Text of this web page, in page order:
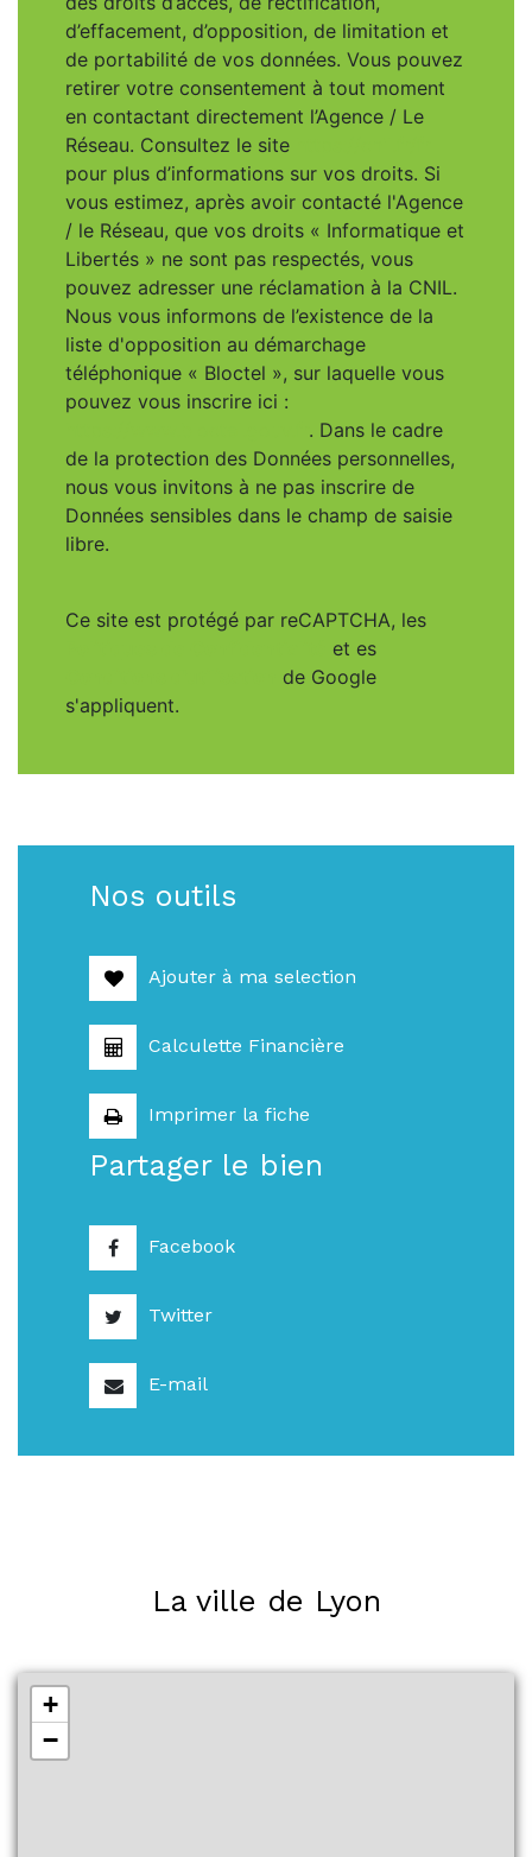
d’effacement, d’opposition, de limitation et
de portabilité de vos données. Vous pouvez
retirer votre consentement à tout moment
en contactant directement l’Agence / Le
Réseau. Consultez le site
pour plus d’informations sur vos droits. Si
vous estimez, après avoir contacté l'Agence
/ le Réseau, que vos droits « Informatique et
Libertés » ne sont pas respectés, vous
pouvez adresser une réclamation à la CNIL.
Nous vous informons de l’existence de la
liste d'opposition au démarchage
téléphonique « Bloctel », sur laquelle vous
pouvez vous inscrire ici :
. Dans le cadre
de la protection des Données personnelles,
nous vous invitons à ne pas inscrire de
Données sensibles dans le champ de saisie
libre.
Ce site est protégé par reCAPTCHA, les
et es
de Google
s'appliquent.
Nos outils
Ajouter à ma selection
Calculette Financière
Imprimer la fiche
Partager le bien
Facebook
Twitter
E-mail
La ville de Lyon
+
−